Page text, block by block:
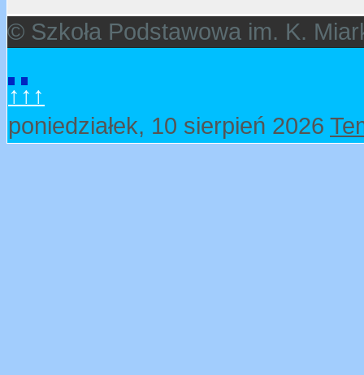
© Szkoła Podstawowa im. K.
↑↑↑
poniedziałek, 10 sierpień 2026